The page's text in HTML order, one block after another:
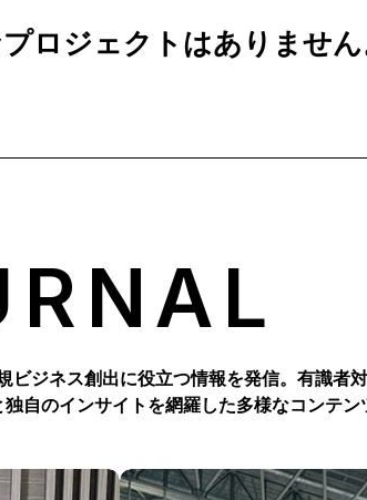
ロジェクトはありません
ビジネス創出に役立つ情報を発信。有識者
自のインサイトを網羅した多様なコンテン